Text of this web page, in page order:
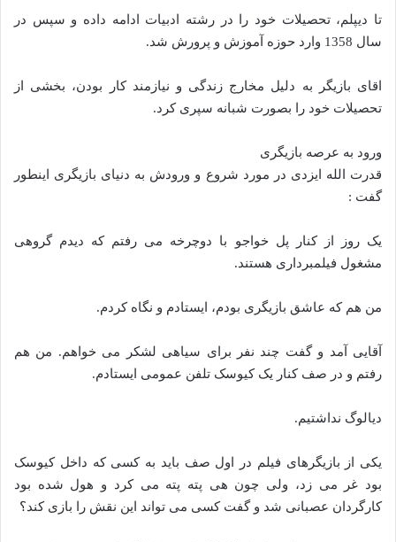
تا دیپلم، تحصیلات خود را در رشته‌ ادبیات ادامه داده و سپس در
سال 1358 وارد حوزه آموزش و پرورش شد.
اقای بازیگر به دلیل مخارج زندگی و نیازمند کار بودن، بخشی از
تحصیلات خود را بصورت شبانه سپری کرد.
ورود به عرصه بازیگری
قدرت الله ایزدی در مورد شروع و ورودش به دنیای بازیگری اینطور
گفت :
یک روز از کنار پل خواجو با دوچرخه می رفتم که دیدم گروهی
مشغول فیلمبرداری هستند.
من هم که عاشق بازیگری بودم، ایستادم و نگاه کردم.
آقایی آ‌مد و گفت چند نفر برای سیاهی لشکر می خواهم. من هم
رفتم و در صف کنار یک کیوسک تلفن عمومی ایستادم.
دیالوگ نداشتیم.
یکی از بازیگرهای فیلم در اول صف باید به کسی که داخل کیوسک
بود غر می زد، ولی چون هی پته پته می کرد و هول شده‌ بود
کارگردان عصبانی شد و گفت کسی می تواند این نقش را بازی کند؟